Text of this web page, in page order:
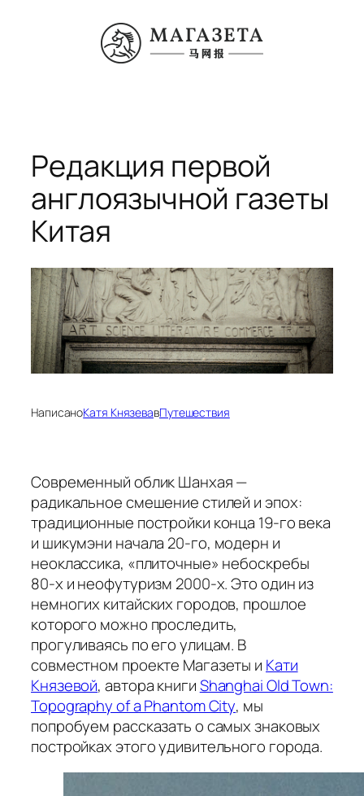
содержимому
Редакция первой
англоязычной газеты
Китая
НаписаноКатя КнязевавПутешествия
Современный облик Шанхая —
радикальное смешение стилей и эпох:
традиционные постройки конца 19-го века
и шикумэни начала 20-го, модерн и
неоклассика, «плиточные» небоскребы
80-х и неофутуризм 2000-х. Это один из
немногих китайских городов, прошлое
которого можно проследить,
прогуливаясь по его улицам. В
совместном проекте Магазеты и Кати
Князевой, автора книгиShanghai Old Town:
Topography of a Phantom City, мы
попробуем рассказать о самых знаковых
постройках этого удивительного города.